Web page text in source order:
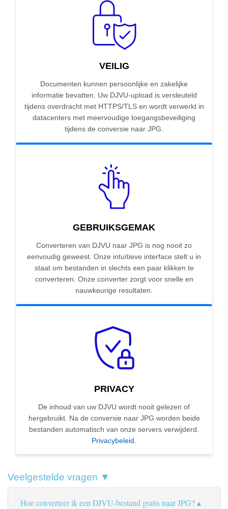
VEILIG
Documenten kunnen persoonlijke en zakelijke
informatie bevatten. Uw DJVU-upload is versleuteld
tijdens overdracht met HTTPS/TLS en wordt verwerkt in
datacenters met meervoudige toegangsbeveiliging
tijdens de conversie naar JPG.
GEBRUIKSGEMAK
Converteren van DJVU naar JPG is nog nooit zo
eenvoudig geweest. Onze intuïtieve interface stelt u in
staat om bestanden in slechts een paar klikken te
converteren. Onze converter zorgt voor snelle en
nauwkeurige resultaten.
PRIVACY
De inhoud van uw DJVU wordt nooit gelezen of
hergebruikt. Na de conversie naar JPG worden beide
bestanden automatisch van onze servers verwijderd.
Privacybeleid.
Veelgestelde vragen ▼
Hoe converteer ik een DJVU-bestand gratis naar JPG?